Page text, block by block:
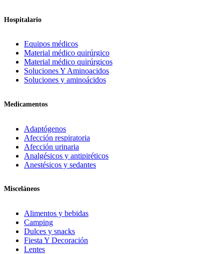
Hospitalario
Equipos médicos
Material médico quirúrgico
Material médico quirúrgicos
Soluciones Y Aminoacidos
Soluciones y aminoácidos
Medicamentos
Adaptógenos
Afección respiratoria
Afección urinaria
Analgésicos y antipiréticos
Anestésicos y sedantes
Misceláneos
Alimentos y bebidas
Camping
Dulces y snacks
Fiesta Y Decoración
Lentes